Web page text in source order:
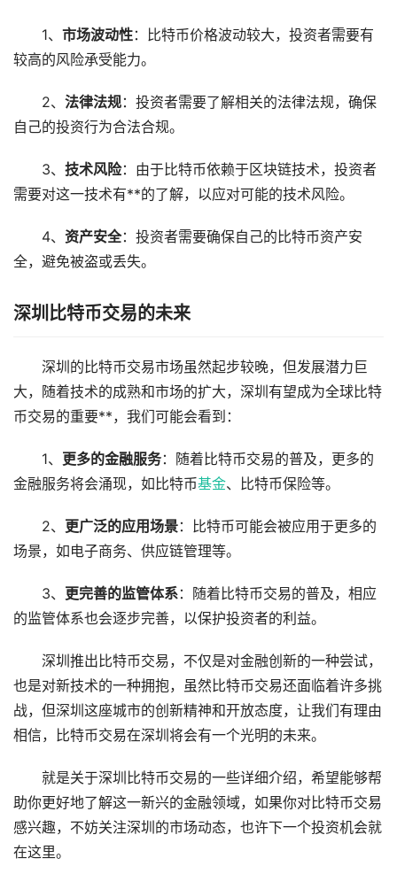
1、 市场波动性：比特币价格波动较大，投资者需要有
较高的风险承受能力。
2、 法律法规：投资者需要了解相关的法律法规，确保
自己的投资行为合法合规。
3、 技术风险：由于比特币依赖于区块链技术，投资者
需要对这一技术有**的了解，以应对可能的技术风险。
4、 资产安全：投资者需要确保自己的比特币资产安
全，避免被盗或丢失。
深圳比特币交易的未来
深圳的比特币交易市场虽然起步较晚，但发展潜力巨
大，随着技术的成熟和市场的扩大，深圳有望成为全球比特
币交易的重要**，我们可能会看到：
1、 更多的金融服务：随着比特币交易的普及，更多的
金融服务将会涌现，如比特币基金、比特币保险等。
2、 更广泛的应用场景：比特币可能会被应用于更多的
场景，如电子商务、供应链管理等。
3、 更完善的监管体系：随着比特币交易的普及，相应
的监管体系也会逐步完善，以保护投资者的利益。
深圳推出比特币交易，不仅是对金融创新的一种尝试，
也是对新技术的一种拥抱，虽然比特币交易还面临着许多挑
战，但深圳这座城市的创新精神和开放态度，让我们有理由
相信，比特币交易在深圳将会有一个光明的未来。
就是关于深圳比特币交易的一些详细介绍，希望能够帮
助你更好地了解这一新兴的金融领域，如果你对比特币交易
感兴趣，不妨关注深圳的市场动态，也许下一个投资机会就
在这里。